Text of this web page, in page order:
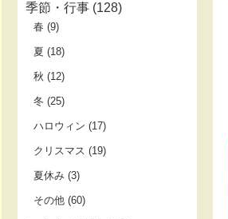
季節・行事 (128)
春 (9)
夏 (18)
秋 (12)
冬 (25)
ハロウィン (17)
クリスマス (19)
夏休み (3)
その他 (60)